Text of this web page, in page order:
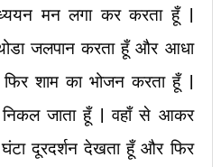
मन लगा कर करता हूँ |
जलपान करता हूँ और आधा
शाम का भोजन करता हूँ |
जाता हूँ | वहाँ से आकर
दूरदर्शन देखता हूँ और फिर